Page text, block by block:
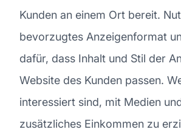
Kunden an einem Ort bereit.
bevorzugtes Anzeigenformat
dafür, dass Inhalt und Stil der
Website des Kunden passen.
interessiert sind, mit Medien
zusätzliches Einkommen zu